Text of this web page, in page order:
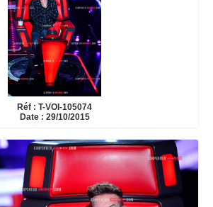
Réf : T-VOI-105074
Date : 29/10/2015